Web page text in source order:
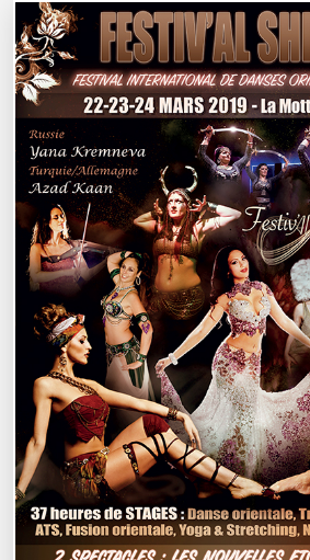
Bienvenue
Prestations
Cours de danse
Actualités
Contact
Social Wall